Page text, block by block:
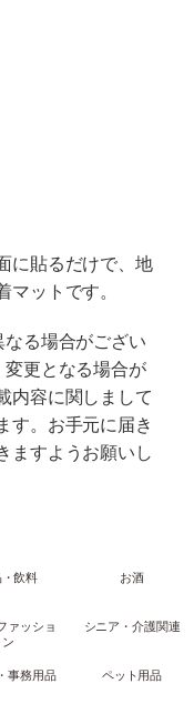
に貼るだけで、地
ットです。
る場合がござい
更となる場合が
内容に関しまして
す。お手元に届き
ますようお願いし
飲料 お酒
ァッショ
ン
シニア・介護関連
事務用品 ペット用品